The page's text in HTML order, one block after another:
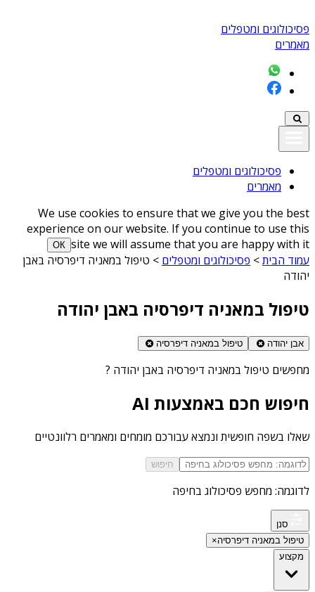
פסיכולוגים ומטפלים
מאמרים
פסיכולוגים ומטפלים
מאמרים
We use cookies to ensure that we give you the best
experience on our website. If you continue to use this
site we will assume that you are happy with it
ОК
עמוד הבית> פסיכולוגים ומטפלים > טיפול במאניה דיפרסיה באבן
יהודה
טיפול במאניה דיפרסיה באבן יהודה
אבן יהודה טיפול במאניה דיפרסיה
מחפשים טיפול במאניה דיפרסיה באבן יהודה ?
חיפוש חכם באמצעות AI
שאלו בשפה חופשית ונמצא עבורכם מומחים ומאמרים רלוונטיים
חיפוש
לדוגמה: מחפש פסיכולוג בחיפה
סנן
טיפול במאניה דיפרסיה×
מקצוע